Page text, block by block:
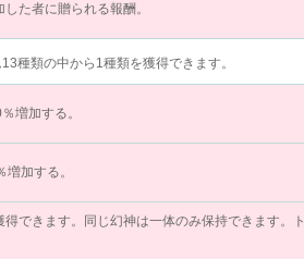
た者に贈られる報酬。
種類の中から1種類を獲得できます。
増加する。
加する。
得できます。同じ幻神は一体のみ保持できます。ト